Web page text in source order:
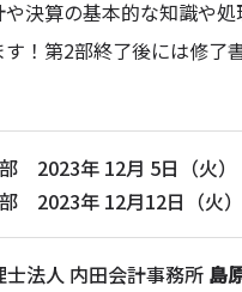
決算の基本的な知識や
！第2部終了後には修了
2023年 12月 5日（火）
2023年 12月12日（火）
士法人 内田会計事務所 島